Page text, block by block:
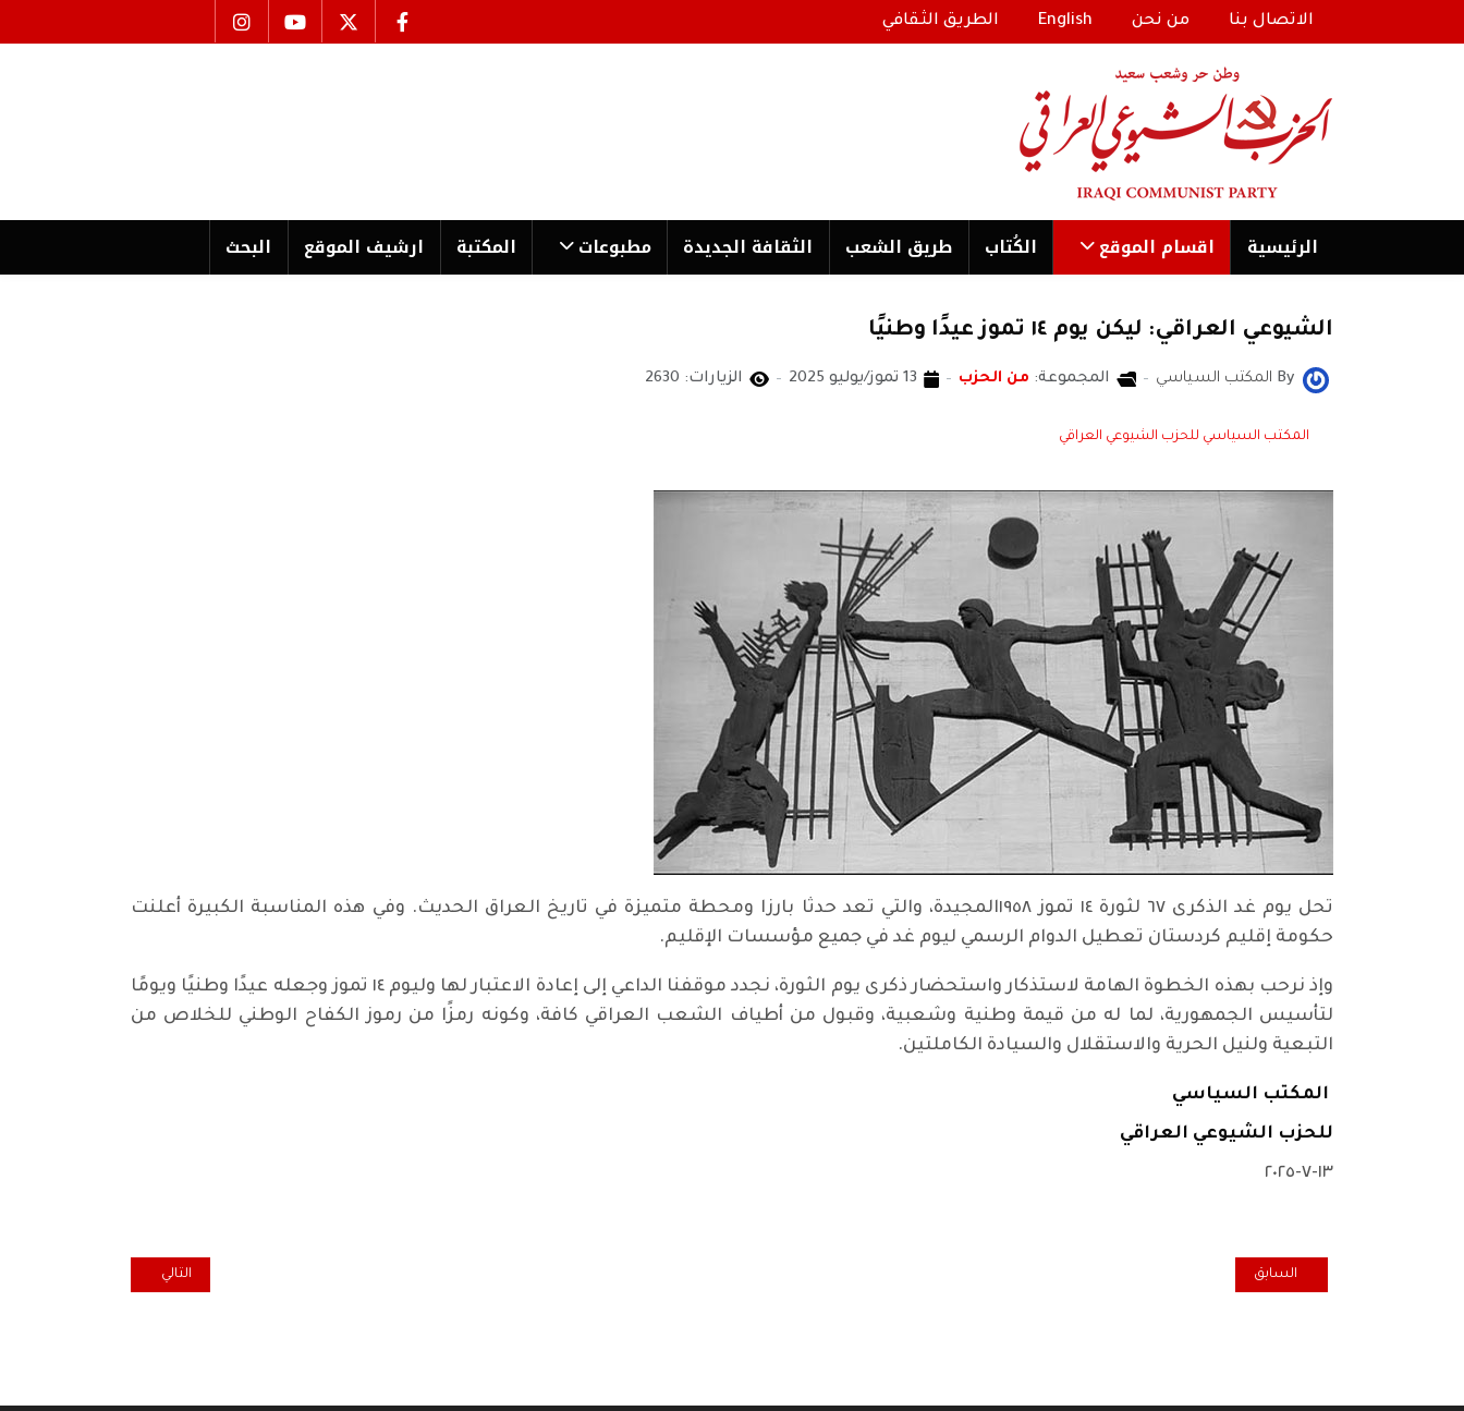
الاتصال بنا من نحن English الطريق الثقافي
الرئیسية اقسام الموقع الكُتاب طریق الشعب الثقافة الجدیدة مطبوعات المكتبة ارشیف الموقع البحث
الشيوعي العراقي: ليكن يوم ١٤ تموز عيدًا وطنيًا
By المكتب السياسي المجموعة: من الحزب 13 تموز/يوليو 2025 الزيارات: 2630
المكتب السياسي للحزب الشيوعي العراقي
تحل يوم غد الذكرى ٦٧ لثورة ١٤ تموز ١٩٥٨المجيدة، والتي تعد حدثا بارزا ومحطة متميزة في تاريخ العراق الحديث. وفي هذه المناسبة الكبيرة أعلنت
حكومة إقليم كردستان تعطيل الدوام الرسمي ليوم غد في جميع مؤسسات الإقليم.
وإذ نرحب بهذه الخطوة الهامة لاستذكار واستحضار ذكرى يوم الثورة، نجدد موقفنا الداعي إلى إعادة الاعتبار لها وليوم ١٤ تموز وجعله عيدًا وطنيًا ويومًا
لتأسيس الجمهورية، لما له من قيمة وطنية وشعبية، وقبول من أطياف الشعب العراقي كافة، وكونه رمزًا من رموز الكفاح الوطني للخلاص من
التبعية ولنيل الحرية والاستقلال والسيادة الكاملتين.
المكتب السياسي
للحزب الشيوعي العراقي
١٣-٧-٢٠٢٥
المقال السابق: شعارات مناسبة الذكرى ٦٧ لثورة ١٤ تموز ١٩٥٨
السابق المقال التالي: في الذكرى 67 لانطلاقتها.. ثورة 14 تموز جسدت الإرادة الوطنية للشعب العراقي
التالي